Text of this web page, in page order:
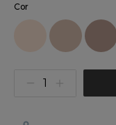
Cor